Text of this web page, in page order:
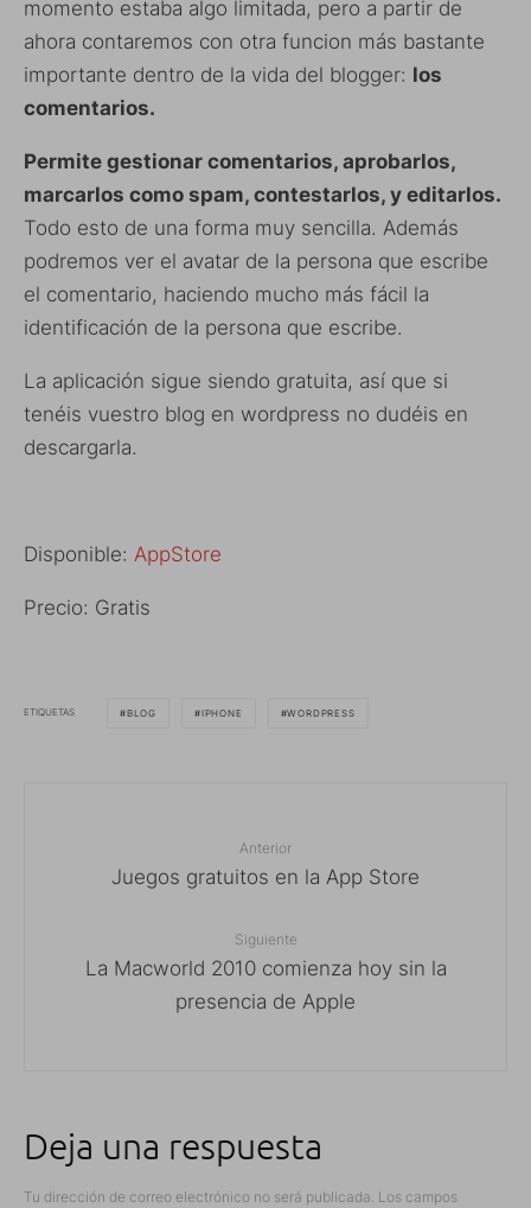
momento estaba algo limitada, pero a partir de
ahora contaremos con otra funcion más bastante
importante dentro de la vida del blogger: los
comentarios.
Permite gestionar comentarios, aprobarlos,
marcarlos como spam, contestarlos, y editarlos.
Todo esto de una forma muy sencilla. Además
podremos ver el avatar de la persona que escribe
el comentario, haciendo mucho más fácil la
identificación de la persona que escribe.
La aplicación sigue siendo gratuita, así que si
tenéis vuestro blog en wordpress no dudéis en
descargarla.
Disponible: AppStore
Precio: Gratis
ETIQUETAS BLOG IPHONE WORDPRESS
Anterior
Juegos gratuitos en la App Store
Siguiente
La Macworld 2010 comienza hoy sin la
presencia de Apple
Deja una respuesta
Tu dirección de correo electrónico no será publicada. Los campos